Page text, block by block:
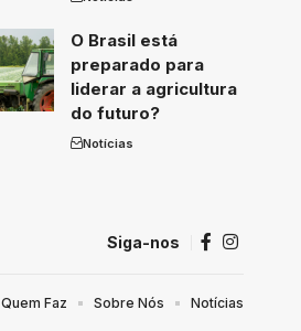
O Brasil está
preparado para
liderar a agricultura
do futuro?
Notícias
Siga-nos
Quem Faz Sobre Nós Notícias